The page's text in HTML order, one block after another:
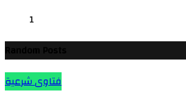
1
فتاوى شرعية